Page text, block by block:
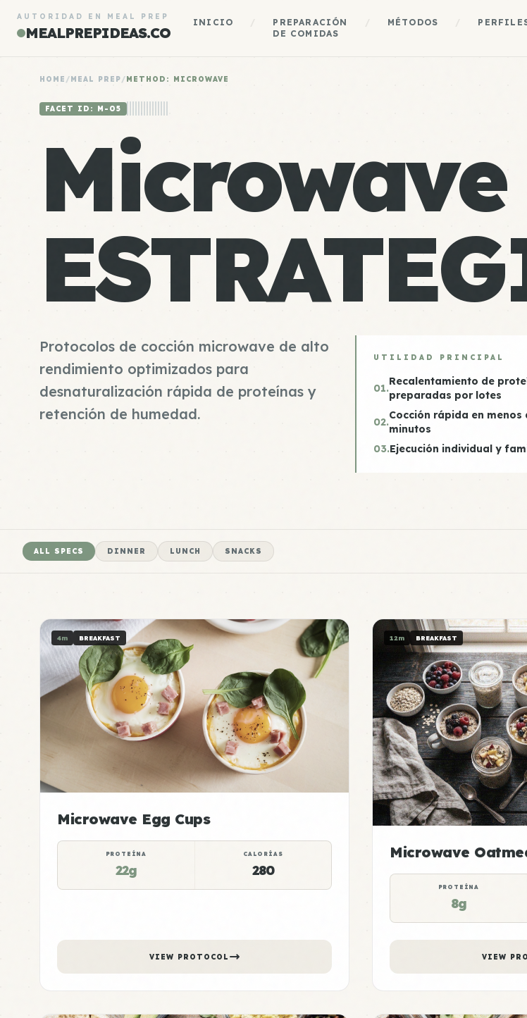
AUTORIDAD EN MEAL PREP
MEALPREPIDEAS.CO
INICIO
PREPARACIÓN
DE COMIDAS
MÉTODOS
HOME /MEAL PREP/METHOD: MICROWAVE
FACET ID: M-05
Microwave
Protocolos de cocción microwave de alto
rendimiento optimizados para
desnaturalización rápida de proteínas y
retención de humedad.
UTILIDAD PRINCIPAL
01.
Recalentamiento de
preparadas por lotes
02.
Cocción rápida en menos
minutos
03.Ejecución individual y
ALL SPECS DINNER LUNCH SNACKS
4m BREAKFAST
Microwave Egg Cups
PROTEÍNA
22g
CALORÍAS
280
VIEW PROTOCOL
12m BREAKFAST
Microwave
PROTEÍNA
8g
VIEW